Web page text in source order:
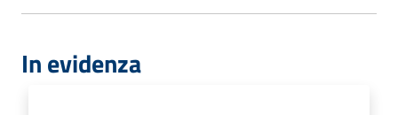
In evidenza